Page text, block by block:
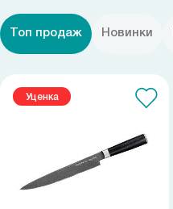
Топ продаж Новинки
Уценка